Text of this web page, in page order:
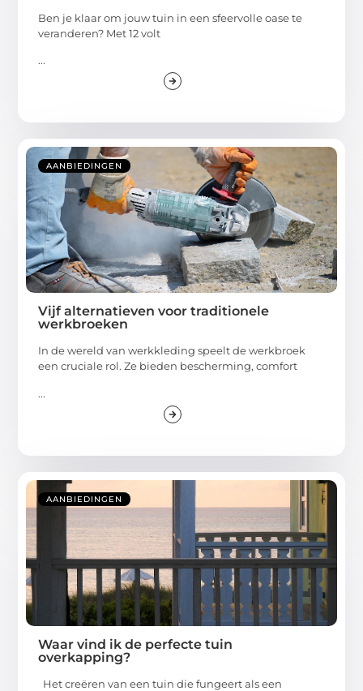
Ben je klaar om jouw tuin in een sfeervolle oase te
veranderen? Met 12 volt
...
AANBIEDINGEN
Vijf alternatieven voor traditionele
werkbroeken
In de wereld van werkkleding speelt de werkbroek
een cruciale rol. Ze bieden bescherming, comfort
...
AANBIEDINGEN
Waar vind ik de perfecte tuin
overkapping?
Het creëren van een tuin die fungeert als een